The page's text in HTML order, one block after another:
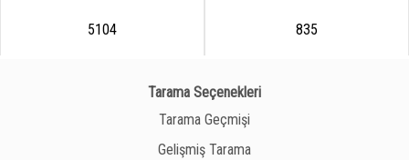
5104 835
Tarama Seçenekleri
Tarama Geçmişi
Gelişmiş Tarama